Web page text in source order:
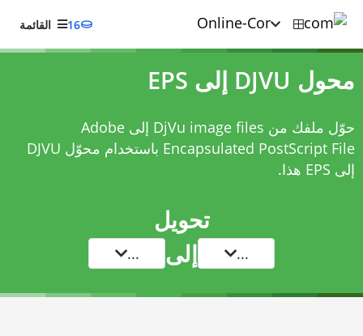
16 القائمة
محول DJVU إلى EPS
حوّل ملفك من DjVu image files إلى Adobe
Encapsulated PostScript File باستخدام
محوّل DJVU
إلى EPS
هذا.
تحويل
... إلى ...